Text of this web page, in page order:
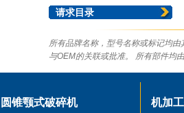
请求目录
所有品牌名称，型号名称或标记均
与OEM的关联或批准。 所有部件均
圆锥颚式破碎机
机加